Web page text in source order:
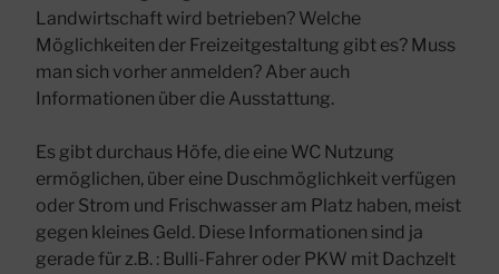
Landwirtschaft wird betrieben? Welche
Möglichkeiten der Freizeitgestaltung gibt es? Muss
man sich vorher anmelden? Aber auch
Informationen über die Ausstattung.
Es gibt durchaus Höfe, die eine WC Nutzung
ermöglichen, über eine Duschmöglichkeit verfügen
oder Strom und Frischwasser am Platz haben, meist
gegen kleines Geld. Diese Informationen sind ja
gerade für z.B. : Bulli-Fahrer oder PKW mit Dachzelt